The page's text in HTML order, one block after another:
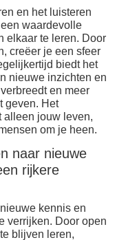
en het luisteren
waardevolle
elkaar te leren. Door
creëer je een sfeer
biedt het
nieuwe inzichten en
en meer
geven. Het
alleen jouw leven,
om je heen.
naar nieuwe
rijkere
kennis en
verrijken. Door open
blijven leren,